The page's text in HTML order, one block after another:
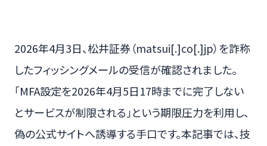
2026年4月3日、松井証券（matsui[.]co[.]jp）を詐称
したフィッシングメールの受信が確認されました。
「MFA設定を2026年4月5日17時までに完了しない
とサービスが制限される」という期限圧力を利用し、
偽の公式サイトへ誘導する手口です。本記事では、技